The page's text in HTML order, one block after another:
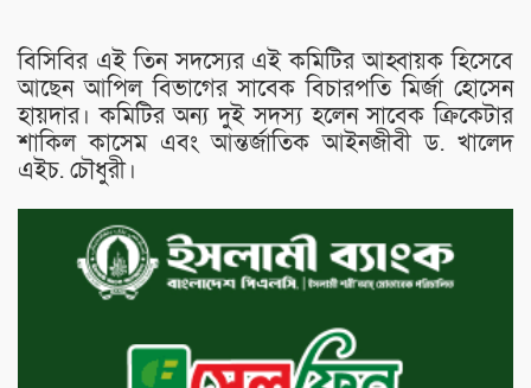
বিসিবির এই তিন সদস্যের এই কমিটির আহ্বায়ক হিসেবে
আছেন আপিল বিভাগের সাবেক বিচারপতি মির্জা হোসেন
হায়দার। কমিটির অন্য দুই সদস্য হলেন সাবেক ক্রিকেটার
শাকিল কাসেম এবং আন্তর্জাতিক আইনজীবী ড. খালেদ
এইচ. চৌধুরী।